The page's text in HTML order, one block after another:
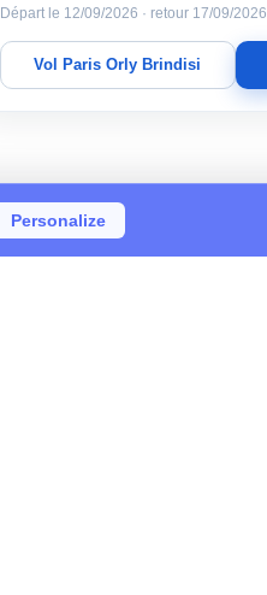
Départ le 12/09/2026 · retour 17/09/2026
Vol Paris Orly Brindisi
Personalize